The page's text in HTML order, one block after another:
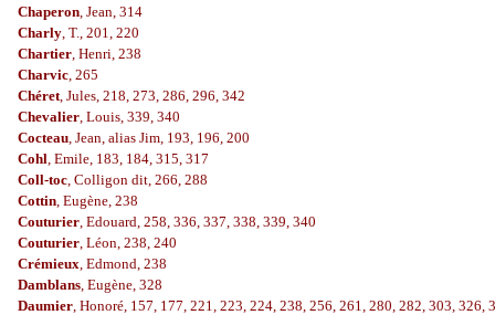
Chaperon, Jean, 314
Charly, T., 201, 220
Chartier, Henri, 238
Charvic, 265
Chéret, Jules, 218, 273, 286, 296, 342
Chevalier, Louis, 339, 340
Cocteau, Jean, alias Jim, 193, 196, 200
Cohl, Emile, 183, 184, 315, 317
Coll-toc, Colligon dit, 266, 288
Cottin, Eugène, 238
Couturier, Edouard, 258, 336, 337, 338, 339, 340
Couturier, Léon, 238, 240
Crémieux, Edmond, 238
Damblans, Eugène, 328
Daumier, Honoré, 157, 177, 221, 223, 224, 238, 256, 261, 280, 282, 303, 326,